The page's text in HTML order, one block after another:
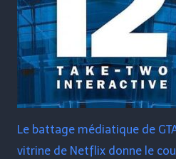
Le battage médiatique de
vitrine de Netflix donne le